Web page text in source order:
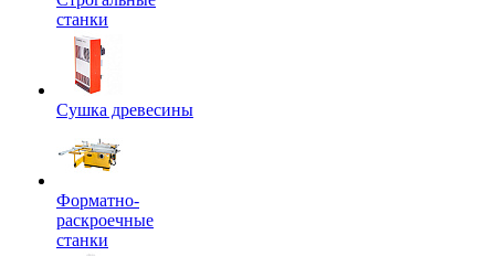
станки
Сушка древесины
Форматно-
раскроечные
станки